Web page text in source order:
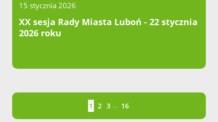
15 stycznia 2026
XX sesja Rady Miasta Luboń - 22 stycznia
2026 roku
Strona
1 Strona
2 Strona
3 ... Strona
16